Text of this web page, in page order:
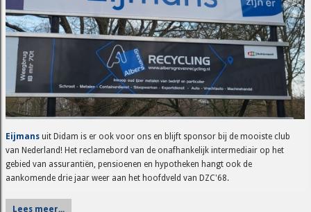
Eijmans uit Didam is er ook voor ons en blijft sponsor bij de mooiste club
van Nederland! Het reclamebord van de onafhankelijk intermediair op het
gebied van assurantiën, pensioenen en hypotheken hangt ook de
aankomende drie jaar weer aan het hoofdveld van DZC'68.
Lees meer...